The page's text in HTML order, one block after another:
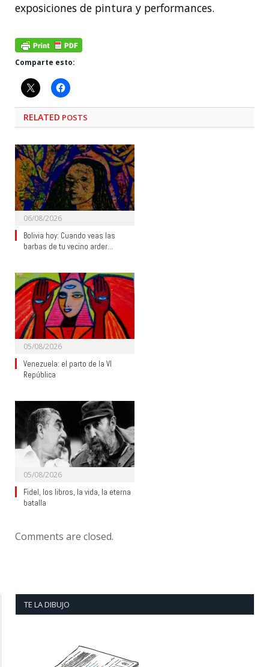
exposiciones de pintura y performances.
Comparte esto:
RELATED POSTS
06/08/2026
Bolivia hoy: Cuando veas las
barbas de tu vecino arder…
05/08/2026
Venezuela: el parto de la VI
República
05/08/2026
Fidel, los libros, la vida, la eterna
batalla
Comments are closed.
TE LA DIBUJO